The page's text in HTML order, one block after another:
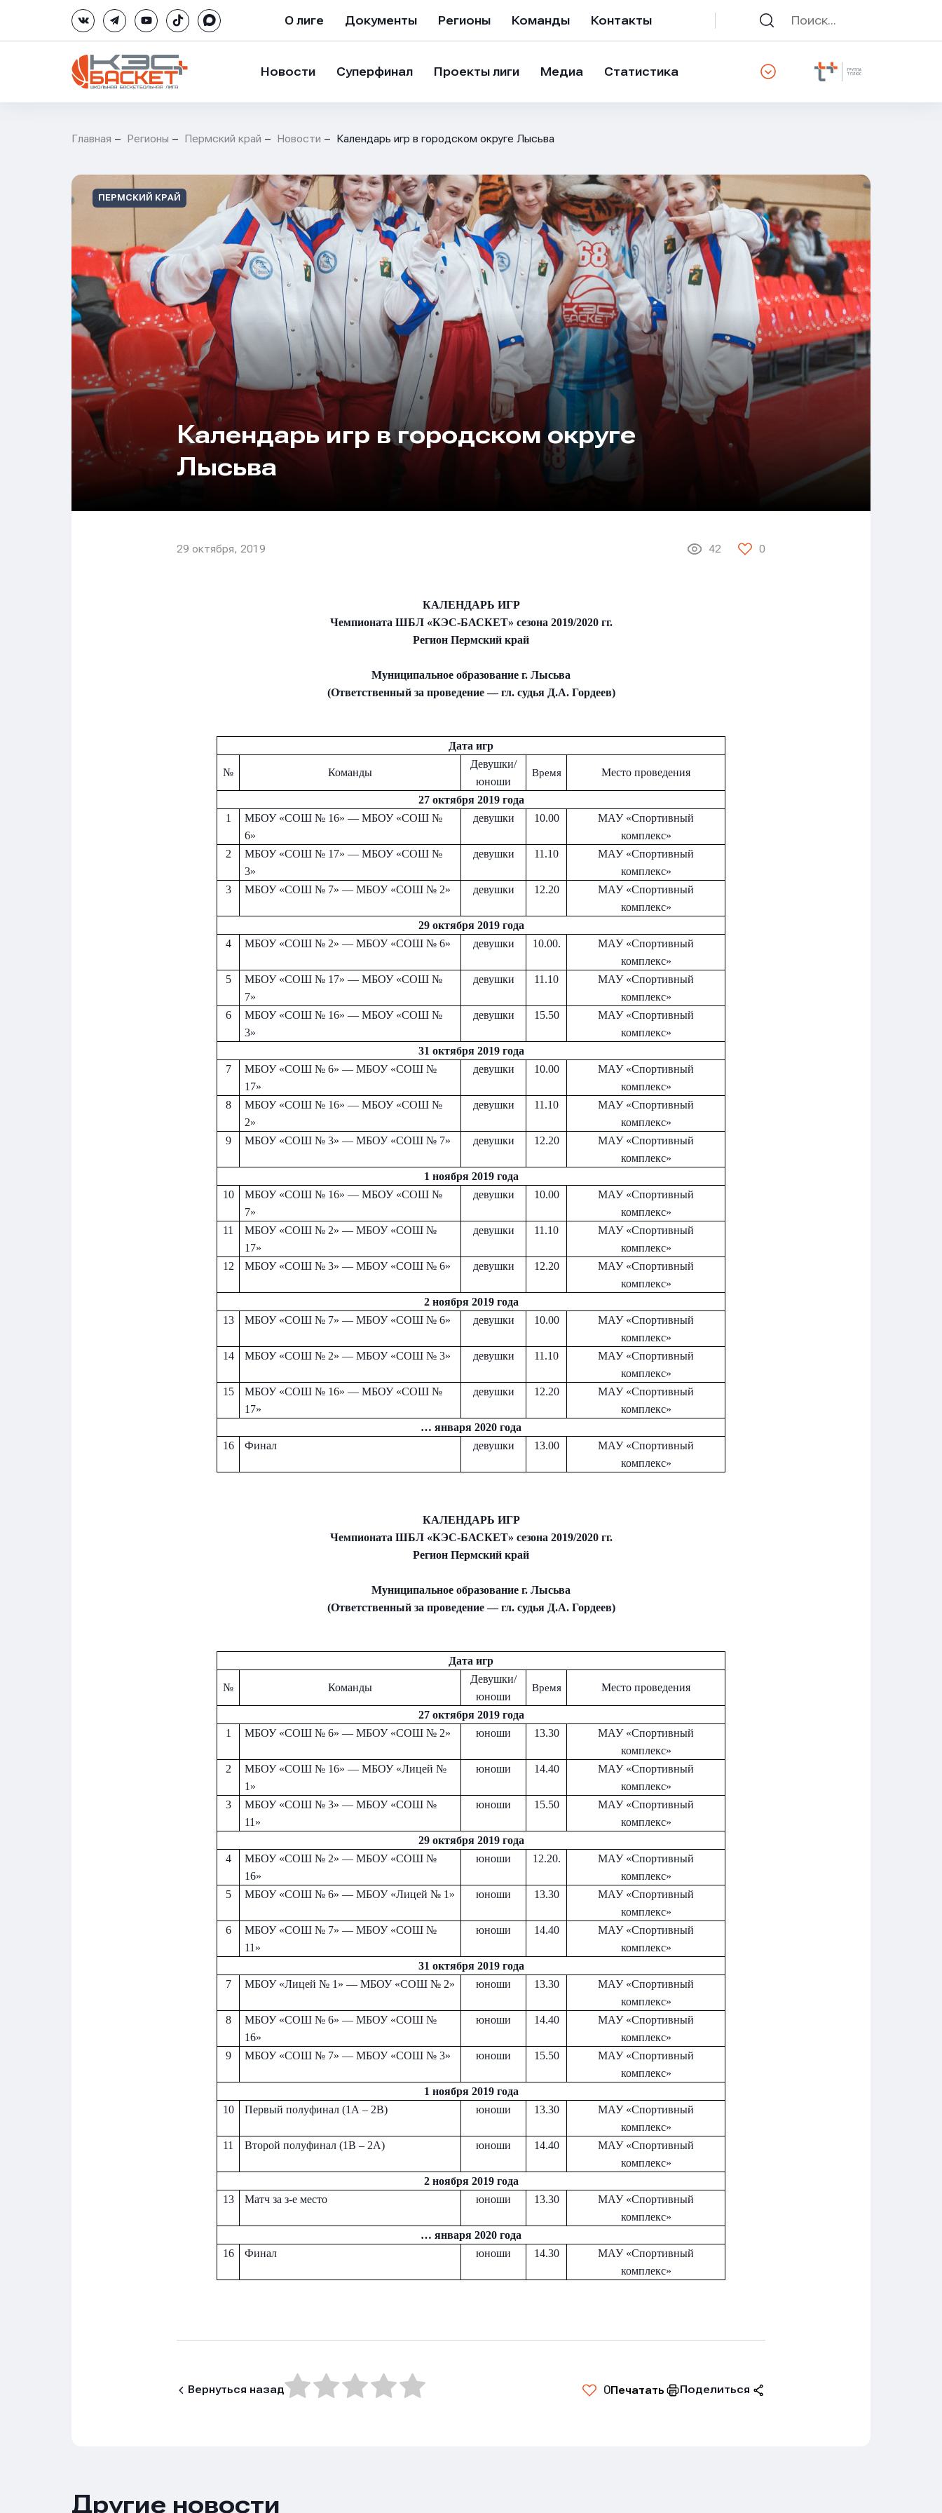
О лиге Документы Регионы Команды Контакты
Новости Суперфинал Проекты лиги Медиа Статистика
Главная Регионы Пермский край Новости Календарь игр в городском округе Лысьва
ПЕРМСКИЙ КРАЙ
Календарь игр в городском округе
Лысьва
29 октября, 2019 42 0
КАЛЕНДАРЬ ИГР
Чемпионата ШБЛ «КЭС-БАСКЕТ» сезона 2019/2020 гг.
Регион Пермский край
Муниципальное образование г. Лысьва
(Ответственный за проведение — гл. судья Д.А. Гордеев)
Дата игр
№ Команды
Девушки/
юноши
Время Место проведения
27 октября 2019 года
1
МБОУ «СОШ № 16» — МБОУ «СОШ №
6»
девушки 10.00
МАУ «Спортивный
комплекс»
2
МБОУ «СОШ № 17» — МБОУ «СОШ №
3»
девушки 11.10
МАУ «Спортивный
комплекс»
3
МБОУ «СОШ № 7» — МБОУ «СОШ № 2» девушки 12.20
МАУ «Спортивный
комплекс»
29 октября 2019 года
4
МБОУ «СОШ № 2» — МБОУ «СОШ № 6» девушки 10.00.
МАУ «Спортивный
комплекс»
5
МБОУ «СОШ № 17» — МБОУ «СОШ №
7»
девушки 11.10
МАУ «Спортивный
комплекс»
6
МБОУ «СОШ № 16» — МБОУ «СОШ №
3»
девушки 15.50
МАУ «Спортивный
комплекс»
31 октября 2019 года
7
МБОУ «СОШ № 6» — МБОУ «СОШ №
17»
девушки 10.00
МАУ «Спортивный
комплекс»
8
МБОУ «СОШ № 16» — МБОУ «СОШ №
2»
девушки 11.10
МАУ «Спортивный
комплекс»
9
МБОУ «СОШ № 3» — МБОУ «СОШ № 7» девушки 12.20
МАУ «Спортивный
комплекс»
1 ноября 2019 года
10
МБОУ «СОШ № 16» — МБОУ «СОШ №
7»
девушки 10.00
МАУ «Спортивный
комплекс»
11
МБОУ «СОШ № 2» — МБОУ «СОШ №
17»
девушки 11.10
МАУ «Спортивный
комплекс»
12
МБОУ «СОШ № 3» — МБОУ «СОШ № 6» девушки 12.20
МАУ «Спортивный
комплекс»
2 ноября 2019 года
13
МБОУ «СОШ № 7» — МБОУ «СОШ № 6» девушки 10.00
МАУ «Спортивный
комплекс»
14
МБОУ «СОШ № 2» — МБОУ «СОШ № 3» девушки 11.10
МАУ «Спортивный
комплекс»
15
МБОУ «СОШ № 16» — МБОУ «СОШ №
17»
девушки 12.20
МАУ «Спортивный
комплекс»
… января 2020 года
16
Финал девушки 13.00
МАУ «Спортивный
комплекс»
КАЛЕНДАРЬ ИГР
Чемпионата ШБЛ «КЭС-БАСКЕТ» сезона 2019/2020 гг.
Регион Пермский край
Муниципальное образование г. Лысьва
(Ответственный за проведение — гл. судья Д.А. Гордеев)
Дата игр
№ Команды
Девушки/
юноши
Время Место проведения
27 октября 2019 года
1
МБОУ «СОШ № 6» — МБОУ «СОШ № 2» юноши 13.30
МАУ «Спортивный
комплекс»
2
МБОУ «СОШ № 16» — МБОУ «Лицей №
1»
юноши 14.40
МАУ «Спортивный
комплекс»
3
МБОУ «СОШ № 3» — МБОУ «СОШ №
11»
юноши 15.50
МАУ «Спортивный
комплекс»
29 октября 2019 года
4
МБОУ «СОШ № 2» — МБОУ «СОШ №
16»
юноши 12.20.
МАУ «Спортивный
комплекс»
5
МБОУ «СОШ № 6» — МБОУ «Лицей № 1» юноши 13.30
МАУ «Спортивный
комплекс»
6
МБОУ «СОШ № 7» — МБОУ «СОШ №
11»
юноши 14.40
МАУ «Спортивный
комплекс»
31 октября 2019 года
7
МБОУ «Лицей № 1» — МБОУ «СОШ № 2» юноши 13.30
МАУ «Спортивный
комплекс»
8
МБОУ «СОШ № 6» — МБОУ «СОШ №
16»
юноши 14.40
МАУ «Спортивный
комплекс»
9
МБОУ «СОШ № 7» — МБОУ «СОШ № 3» юноши 15.50
МАУ «Спортивный
комплекс»
1 ноября 2019 года
10
Первый полуфинал (1А – 2В) юноши 13.30
МАУ «Спортивный
комплекс»
11
Второй полуфинал (1В – 2А) юноши 14.40
МАУ «Спортивный
комплекс»
2 ноября 2019 года
13
Матч за з-е место юноши 13.30
МАУ «Спортивный
комплекс»
… января 2020 года
16
Финал юноши 14.30
МАУ «Спортивный
комплекс»
Вернуться назад 0Печатать Поделиться
Другие новости
Отправить
условиями
обработки персональных данных
Отправить
условиями
обработки персональных данных
Отправить
условиями
обработки персональных данных